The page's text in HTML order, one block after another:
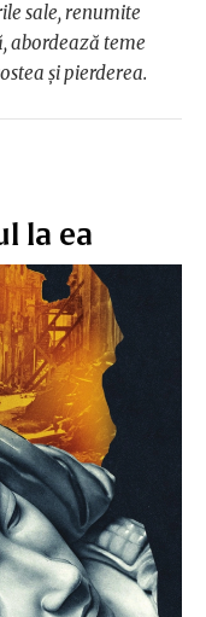
sale, renumite
abordează teme
și pierderea.
la ea